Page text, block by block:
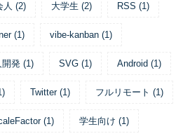
人 (2) 大学生 (2) RSS (1)
(1) vibe-kanban (1)
開発 (1) SVG (1) Android (1)
) Twitter (1) フルリモート (1)
(1) 学生向け (1)